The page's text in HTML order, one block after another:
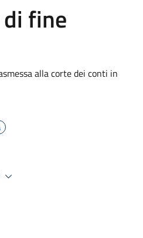
fine
alla corte dei conti in